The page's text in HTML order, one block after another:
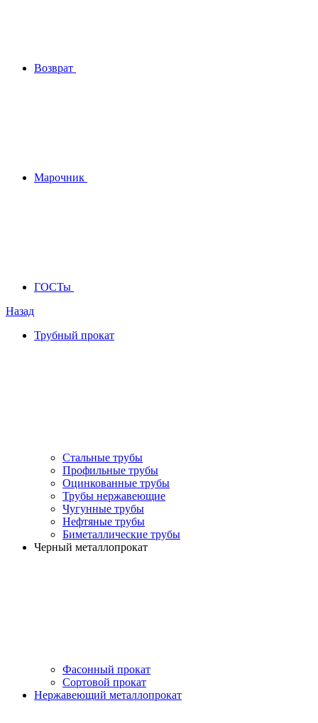
Возврат
Марочник
ГОСТы
Назад
Трубный прокат
Стальные трубы
Профильные трубы
Оцинкованные трубы
Трубы нержавеющие
Чугунные трубы
Нефтяные трубы
Биметаллические трубы
Черный металлопрокат
Фасонный прокат
Сортовой прокат
Нержавеющий металлопрокат